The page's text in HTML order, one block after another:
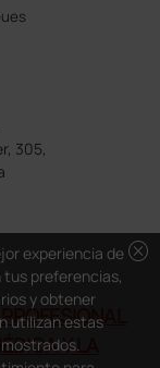
305,
Y LA
cancel
experiencia de
preferencias,
y obtener
utilizan estas